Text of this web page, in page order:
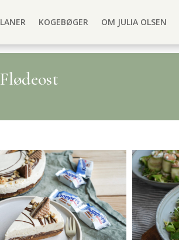
KOGEBØGER OM JULIA OLSEN
Flødeost